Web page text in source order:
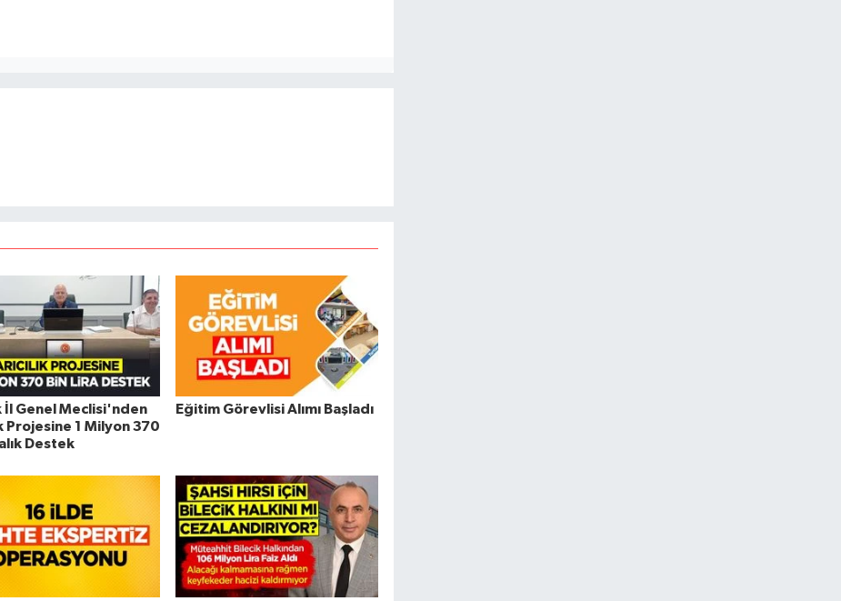
İl Genel Meclisi'nden
Projesine 1 Milyon 370
Destek
Eğitim Görevlisi Alımı Başladı